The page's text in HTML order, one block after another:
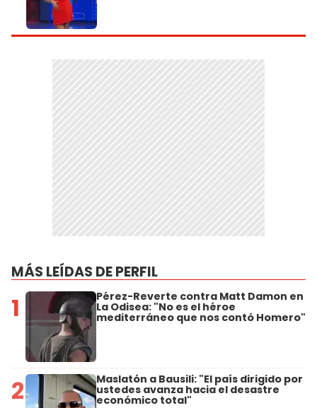
MÁS LEÍDAS DE PERFIL
1 Pérez-Reverte contra Matt Damon en
La Odisea: "No es el héroe
mediterráneo que nos contó Homero"
2 Maslatón a Bausili: "El país dirigido por
ustedes avanza hacia el desastre
económico total"